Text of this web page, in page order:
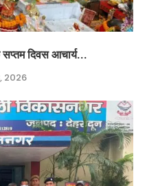
दिवस आचार्य...
2026